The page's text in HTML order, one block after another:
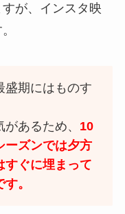
が、インスタ映
盛期にはものす
あるため、 10
ーズンでは夕方
すぐに埋まって
。